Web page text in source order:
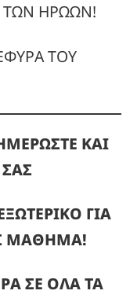
ΗΡΩΩΝ!
ΤΟΥ
ΚΑΙ
ΓΙΑ
ΜΑΘΗΜΑ!
ΣΕ ΟΛΑ ΤΑ